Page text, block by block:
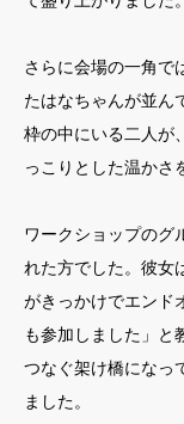
さらに会場の一角で
たはなちゃんが並ん
枠の中にいる二人が
っこりとした温かさ
ワークショップのグ
れた方でした。彼女
がきっかけでエンド
も参加しました」と
つなぐ架け橋になっ
ました。